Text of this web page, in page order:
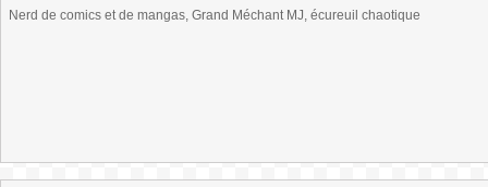
Nerd de comics et de mangas, Grand Méchant MJ, écureuil chaotique